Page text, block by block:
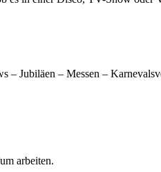
Jubiläen – Messen –
arbeiten.